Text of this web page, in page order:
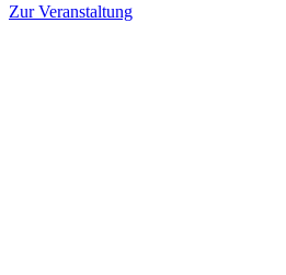
Zur Veranstaltung